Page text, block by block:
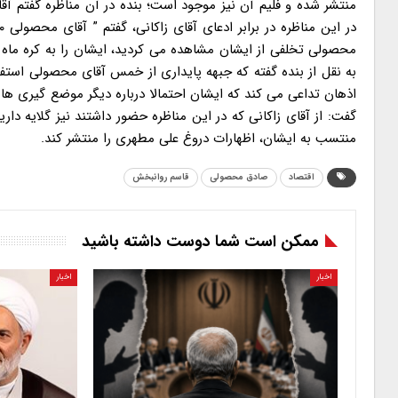
محصولی تخلفی از ایشان مشاهده می کردید، ایشان را به کره
به نقل از بنده گفته که جبهه پایداری از خمس آقای محصولی
اذهان تداعی می کند که ایشان احتمالا درباره دیگر موضع گیری
گفت: از آقای زاکانی که در این مناظره حضور داشتند نیز گلایه
منتسب به ایشان، اظهارات دروغ علی مطهری را منتشر کند.
اقتصاد صادق محصولی قاسم روانبخش
ممکن است شما دوست داشته باشید
اخبار اخبار